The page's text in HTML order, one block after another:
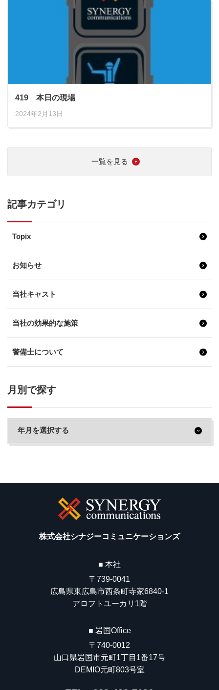
一覧を見る
419 本日の現場
2024年2月13日
記事カテゴリ
Topix
お知らせ
当社キャスト
当社の効果的な施策
警備士について
月別で探す
株式会社シナジーコミュニケーションズ
■ 本社
〒739-0041
広島県東広島市西条町寺家6840-1
アロフトユーカリ1階
■ 岩国Office
〒740-0012
山口県岩国市元町1丁目1番17号
DEMIO元町803号室